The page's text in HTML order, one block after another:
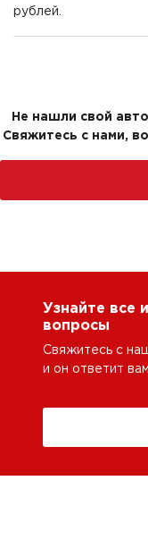
рублей.
Не нашли свой
Свяжитесь с нами,
Узнайте все
вопросы
Свяжитесь с
и он ответит